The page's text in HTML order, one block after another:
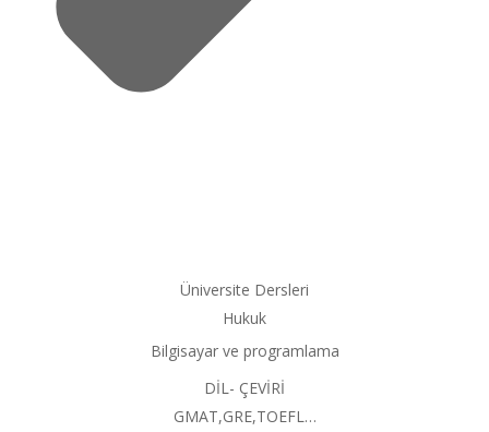
Üniversite Dersleri
Hukuk
Bilgisayar ve programlama
DİL- ÇEVİRİ
GMAT,GRE,TOEFL…